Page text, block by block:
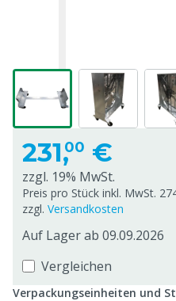
231,00 €
zzgl. 19% MwSt.
Preis pro Stück inkl. MwSt.
zzgl. Versandkosten
Auf Lager ab 09.09.2026
Vergleichen
Verpackungseinheiten und